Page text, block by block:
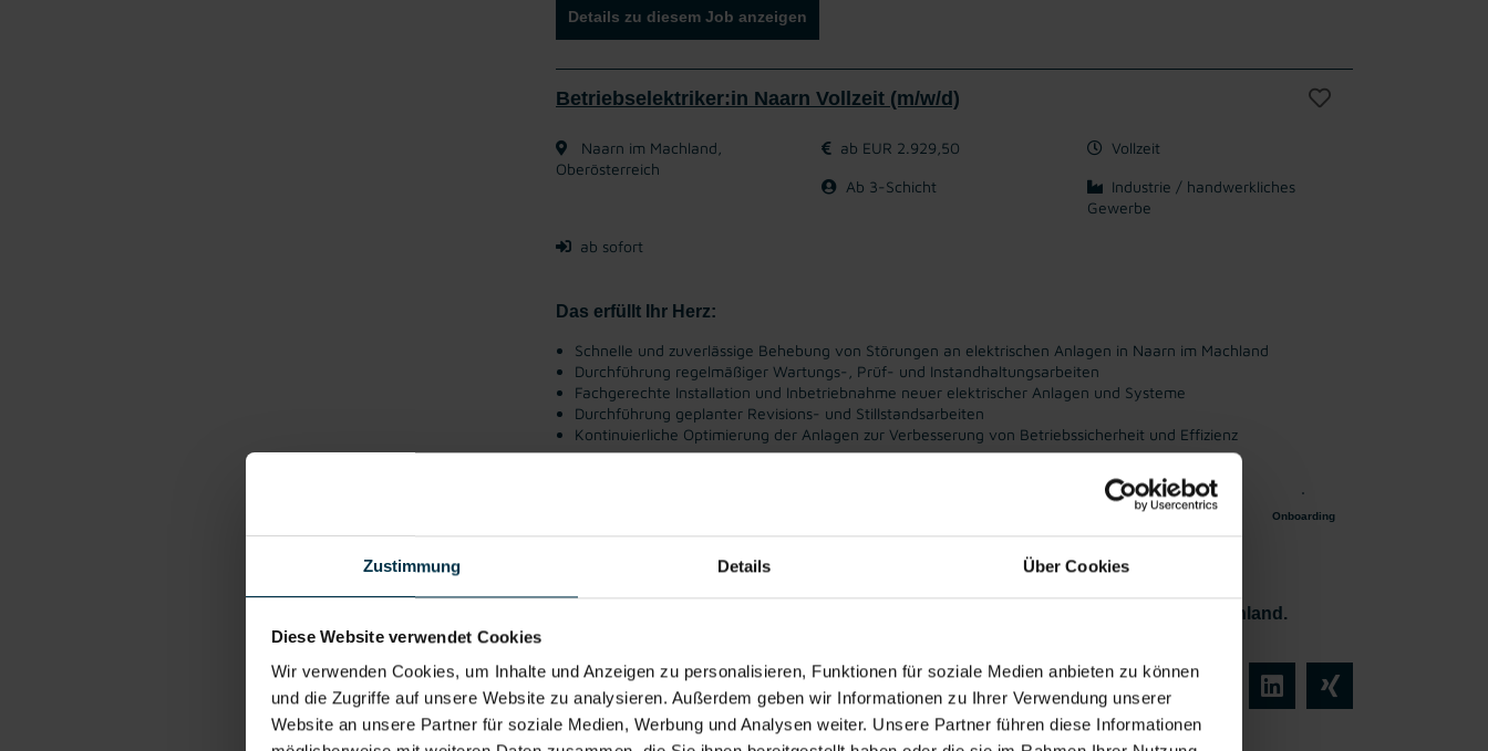
Zustimmung Details Über Cookies
Diese Website verwendet Cookies
Wir verwenden Cookies, um Inhalte und Anzeigen zu personalisieren, Funktionen für soziale Medien anbieten zu können
und die Zugriffe auf unsere Website zu analysieren. Außerdem geben wir Informationen zu Ihrer Verwendung unserer
Website an unsere Partner für soziale Medien, Werbung und Analysen weiter. Unsere Partner führen diese Informationen
Details zu diesem Job anzeigen
Betriebselektriker:in Naarn Vollzeit (m/w/d)
Naarn im Machland,
Oberösterreich
ab EUR 2.929,50 Vollzeit
Ab 3-Schicht
Industrie / handwerkliches
Gewerbe
ab sofort
Das erfüllt Ihr Herz:
Schnelle und zuverlässige Behebung von Störungen an elektrischen Anlagen in Naarn im Machland
Durchführung regelmäßiger Wartungs-, Prüf- und Instandhaltungsarbeiten
Fachgerechte Installation und Inbetriebnahme neuer elektrischer Anlagen und Systeme
Durchführung geplanter Revisions- und Stillstandsarbeiten
Kontinuierliche Optimierung der Anlagen zur Verbesserung von Betriebssicherheit und Effizienz
Onboarding
Dann freuen wir uns auf Ihre Bewerbung als Betriebselektriker:in in Naarn im Machland.
Mit WhatsApp bewerben
Details zu diesem Job anzeigen